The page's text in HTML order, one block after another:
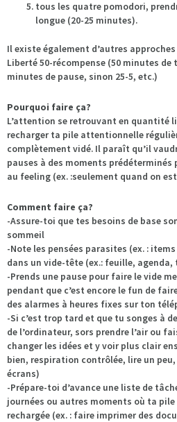
tous les quatre pomodori,
longue (20-25 minutes).
Il existe également d’autres
Liberté 50-récompense (50 minutes
minutes de pause, sinon 25-5, etc.)
Pourquoi faire ça?
L’attention se retrouvant en quantité
recharger ta pile attentionnelle
complètement vidé. Il paraît qu’il
pauses à des moments
au feeling (ex. :seulement quand on
Comment faire ça?
-Assure-toi que tes besoins de base
sommeil
-Note les pensées parasites (ex. :
dans un vide-tête (ex.: feuille, agenda,
-Prends une pause pour faire le vide
pendant que c’est encore le fun de
des alarmes à heures fixes sur ton
-Si c’est trop tard et que tu songes à
de l’ordinateur, sors prendre l’air ou
changer les idées et y voir plus clair
bien, respiration contrôlée, lire un
écrans)
-Prépare-toi d’avance une liste de
journées ou autres moments où ta
rechargée (ex. : faire imprimer des